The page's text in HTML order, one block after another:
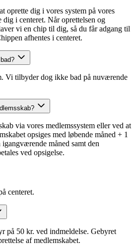
oprette dig i vores system på vores
dig i centeret. Når oprettelsen og
vi en chip til dig, så du får adgang til
afhentes i centeret.
Vi tilbyder dog ikke bad på nuværende
via vores medlemssystem eller ved at
opsiges med løbende måned + 1
måned samt den
ved opsigelse.
centeret.
på 50 kr. ved indmeldelse. Gebyret
af medlemskabet.